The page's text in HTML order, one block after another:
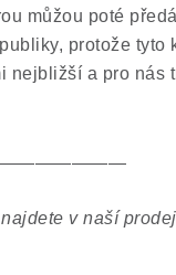
můžou poté
protože tyto
nejbližší a pro nás
v naší